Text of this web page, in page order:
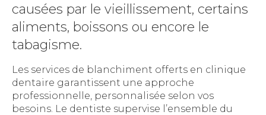
causées par le vieillissement, certains
aliments, boissons ou encore le
tabagisme.
Les services de blanchiment offerts en clinique
dentaire garantissent une approche
professionnelle, personnalisée selon vos
besoins. Le dentiste supervise l’ensemble du